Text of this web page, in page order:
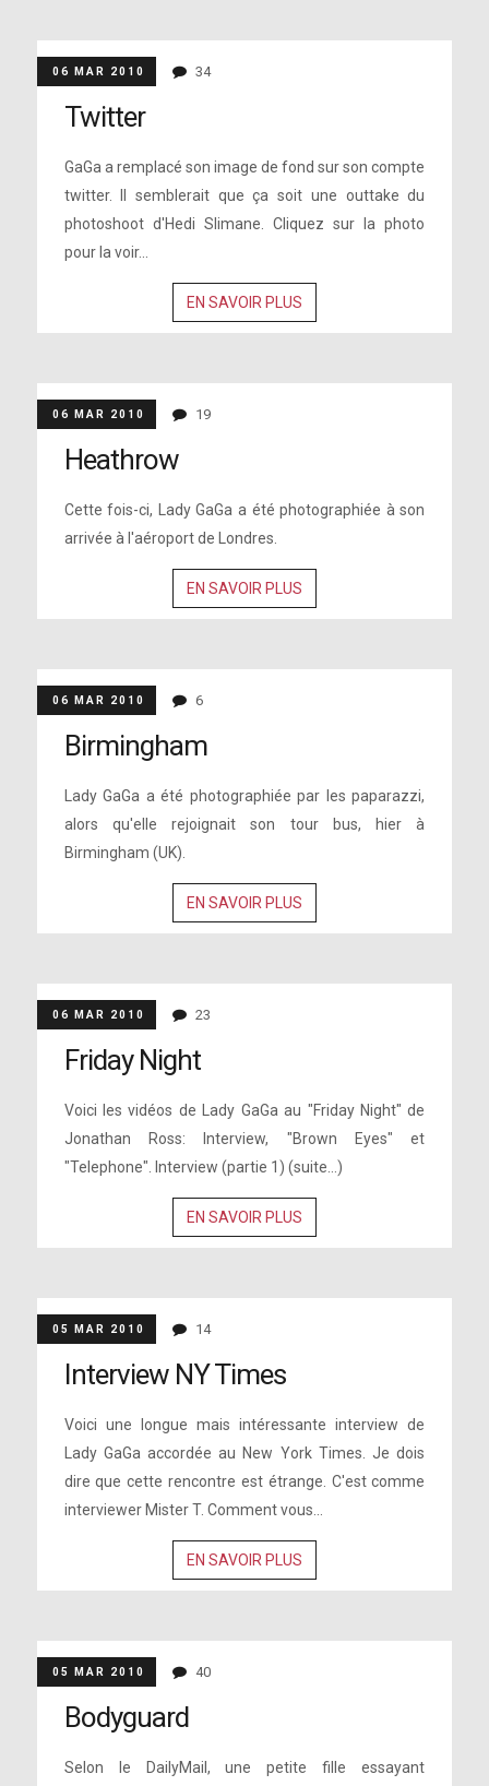
06 MAR 2010 34
Twitter
GaGa a remplacé son image de fond sur son compte
twitter. Il semblerait que ça soit une outtake du
photoshoot d'Hedi Slimane. Cliquez sur la photo
pour la voir...
EN SAVOIR PLUS
06 MAR 2010 19
Heathrow
Cette fois-ci, Lady GaGa a été photographiée à son
arrivée à l'aéroport de Londres.
EN SAVOIR PLUS
06 MAR 2010 6
Birmingham
Lady GaGa a été photographiée par les paparazzi,
alors qu'elle rejoignait son tour bus, hier à
Birmingham (UK).
EN SAVOIR PLUS
06 MAR 2010 23
Friday Night
Voici les vidéos de Lady GaGa au "Friday Night" de
Jonathan Ross: Interview, "Brown Eyes" et
"Telephone". Interview (partie 1) (suite…)
EN SAVOIR PLUS
05 MAR 2010 14
Interview NY Times
Voici une longue mais intéressante interview de
Lady GaGa accordée au New York Times. Je dois
dire que cette rencontre est étrange. C'est comme
interviewer Mister T. Comment vous...
EN SAVOIR PLUS
05 MAR 2010 40
Bodyguard
Selon le DailyMail, une petite fille essayant